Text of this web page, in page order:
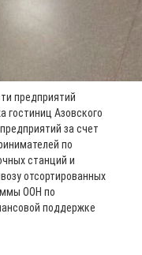
предприятий
гостиниц Азовского
за счет
по
станций и
отсортированных
ООН по
поддержке